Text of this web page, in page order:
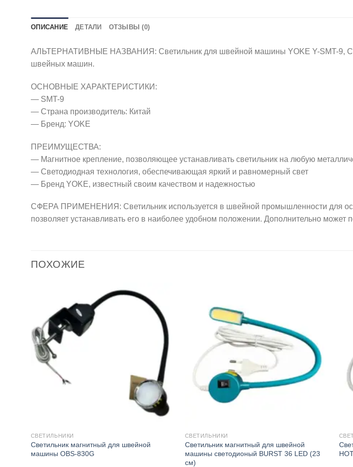
ОПИСАНИЕ ДЕТАЛИ ОТЗЫВЫ (0)
АЛЬТЕРНАТИВНЫЕ НАЗВАНИЯ: Светильник для швейной машины YOKE Y-SMT-9,
швейных машин.
ОСНОВНЫЕ ХАРАКТЕРИСТИКИ:
— SMT-9
— Страна производитель: Китай
— Бренд: YOKE
ПРЕИМУЩЕСТВА:
— Магнитное крепление, позволяющее устанавливать светильник на любую
— Светодиодная технология, обеспечивающая яркий и равномерный свет
— Бренд YOKE, известный своим качеством и надежностью
СФЕРА ПРИМЕНЕНИЯ: Светильник используется в швейной промышленности для
позволяет устанавливать его в наиболее удобном положении. Дополнительно может
ПОХОЖИЕ
СВЕТИЛЬНИКИ
Светильник магнитный для швейной
машины OBS-830G
СВЕТИЛЬНИКИ
Светильник магнитный для швейной
машины светодионый BURST 36 LED (23
см)